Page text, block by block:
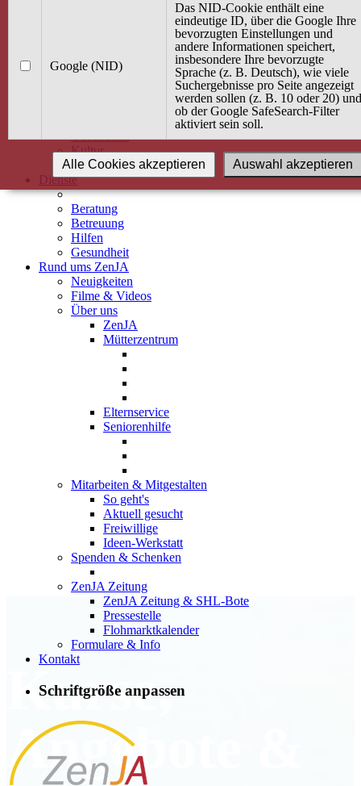
Angebot / Kurs suchen
Babybauch & Elternschaft
Gesundheit
Kultur
Alle Kurse
Dienste
Beratung
Betreuung
Hilfen
Gesundheit
Rund ums ZenJA
Neuigkeiten
Filme & Videos
Über uns
ZenJA
Mütterzentrum
Elternservice
Seniorenhilfe
Mitarbeiten & Mitgestalten
So geht's
Aktuell gesucht
Freiwillige
Ideen-Werkstatt
Spenden & Schenken
ZenJA Zeitung
ZenJA Zeitung & SHL-Bote
Pressestelle
Flohmarktkalender
Formulare & Info
Kontakt
Schriftgröße anpassen
Kurse,
Angebote &
Google (NID)
Das NID-Cookie enthält eine
eindeutige ID, über die Google Ihre
bevorzugten Einstellungen und
andere Informationen speichert,
insbesondere Ihre bevorzugte
Sprache (z. B. Deutsch), wie viele
Suchergebnisse pro Seite angezeigt
werden sollen (z. B. 10 oder 20) und
ob der Google SafeSearch-Filter
aktiviert sein soll.
Auswahl akzeptieren
Alle Cookies akzeptieren